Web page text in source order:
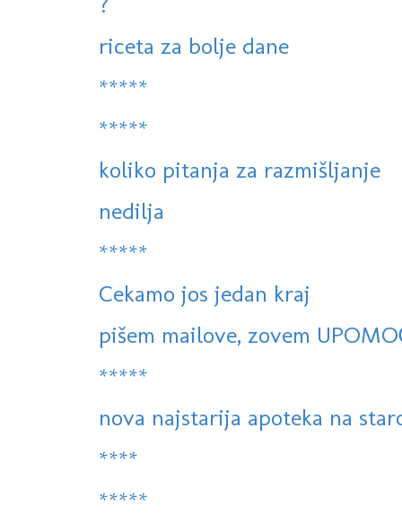
riceta za bolje dane
*****
*****
koliko pitanja za razmišljanje
nedilja
*****
Cekamo jos jedan kraj
pišem mailove, zovem
*****
nova najstarija apoteka na
****
*****